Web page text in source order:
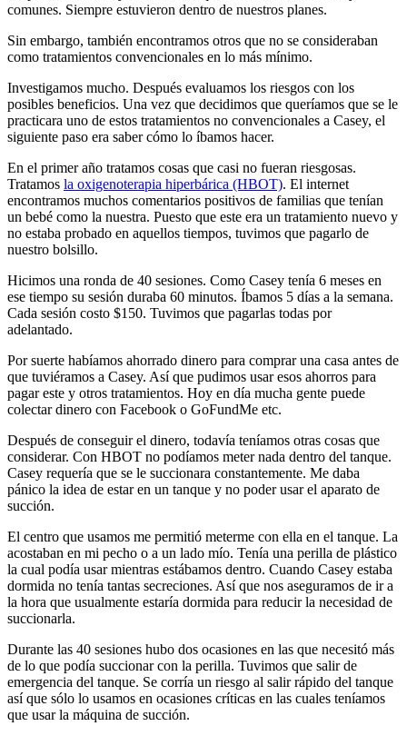
comunes. Siempre estuvieron dentro de nuestros planes.
Sin embargo, también encontramos otros que no se consideraban
como tratamientos convencionales en lo más mínimo.
Investigamos mucho. Después evaluamos los riesgos con los
posibles beneficios. Una vez que decidimos que queríamos que se le
practicara uno de estos tratamientos no convencionales a Casey, el
siguiente paso era saber cómo lo íbamos hacer.
En el primer año tratamos cosas que casi no fueran riesgosas.
Tratamos la oxigenoterapia hiperbárica (HBOT). El internet
encontramos muchos comentarios positivos de familias que tenían
un bebé como la nuestra. Puesto que este era un tratamiento nuevo y
no estaba probado en aquellos tiempos, tuvimos que pagarlo de
nuestro bolsillo.
Hicimos una ronda de 40 sesiones. Como Casey tenía 6 meses en
ese tiempo su sesión duraba 60 minutos. Íbamos 5 días a la semana.
Cada sesión costo $150. Tuvimos que pagarlas todas por
adelantado.
Por suerte habíamos ahorrado dinero para comprar una casa antes de
que tuviéramos a Casey. Así que pudimos usar esos ahorros para
pagar este y otros tratamientos. Hoy en día mucha gente puede
colectar dinero con Facebook o GoFundMe etc.
Después de conseguir el dinero, todavía teníamos otras cosas que
considerar. Con HBOT no podíamos meter nada dentro del tanque.
Casey requería que se le succionara constantemente. Me daba
pánico la idea de estar en un tanque y no poder usar el aparato de
succión.
El centro que usamos me permitió meterme con ella en el tanque. La
acostaban en mi pecho o a un lado mío. Tenía una perilla de plástico
la cual podía usar mientras estábamos dentro. Cuando Casey estaba
dormida no tenía tantas secreciones. Así que nos aseguramos de ir a
la hora que usualmente estaría dormida para reducir la necesidad de
succionarla.
Durante las 40 sesiones hubo dos ocasiones en las que necesitó más
de lo que podía succionar con la perilla. Tuvimos que salir de
emergencia del tanque. Se corría un riesgo al salir rápido del tanque
así que sólo lo usamos en ocasiones críticas en las cuales teníamos
que usar la máquina de succión.